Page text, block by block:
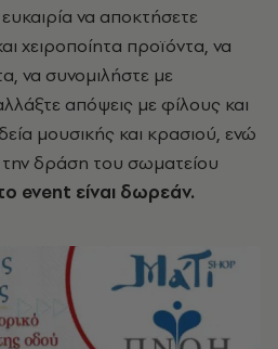
να αποκτήσετε
χειροποίητα προϊόντα, να
να συνομιλήστε με
απόψεις με φίλους και
μουσικής και κρασιού, ενώ
την δράση του σωματείου
event είναι δωρεάν.